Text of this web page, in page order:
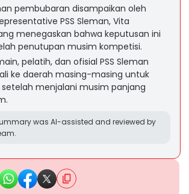
pembubaran disampaikan oleh
PSS Sleman, Vita
menegaskan bahwa keputusan ini
penutupan musim kompetisi.
pelatih, dan ofisial PSS Sleman
ke daerah masing-masing untuk
menjalani musim panjang
was AI-assisted and reviewed by